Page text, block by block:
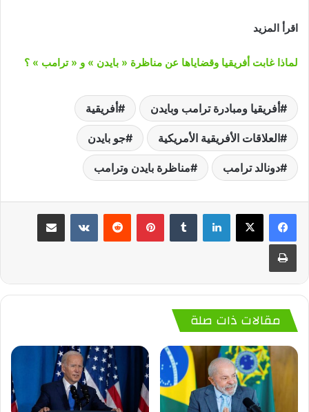
اقرأ المزيد
لماذا غابت أفريقيا وقضاياها عن مناظرة « بايدن » و « ترامب » ؟
أفريقيا ومبادرة ترامب وبايدن أفريقية
العلاقات الأفريقية الأمريكية جو بايدن
دونالد ترامب مناظرة بايدن وترامب
لينكدإن بينتيريست
مقالات ذات صلة